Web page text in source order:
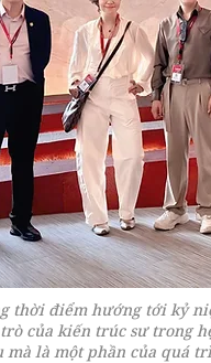
thời điểm hướng tới kỷ
của kiến trúc sư trong
mà là một phần của quá